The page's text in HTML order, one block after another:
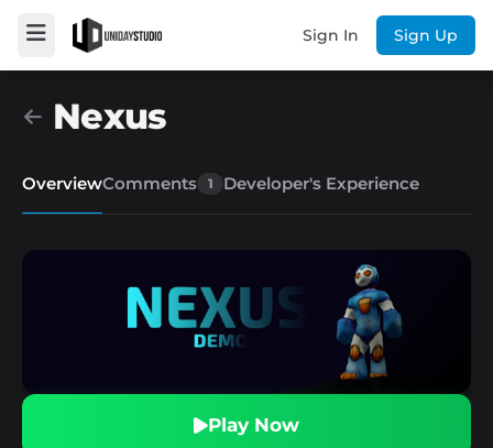
Sign In Sign Up
Nexus
OverviewComments 1 Developer's Experience
Play Now